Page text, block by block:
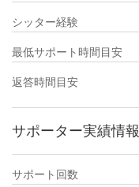
シッター経験
最低サポート時間目安
返答時間目安
サポーター実績情報
サポート回数